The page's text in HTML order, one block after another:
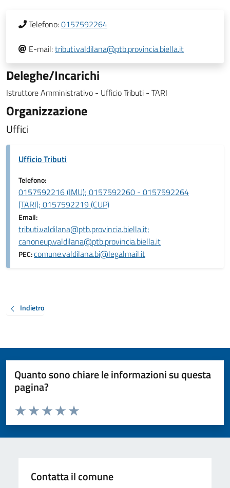
Telefono:0157592264
E-mail:tributi.valdilana@ptb.provincia.biella.it
Deleghe/Incarichi
Istruttore Amministrativo - Ufficio Tributi - TARI
Organizzazione
Uffici
Ufficio Tributi
Telefono:
0157592216 (IMU); 0157592260 - 0157592264
(TARI); 0157592219 (CUP)
Email:
tributi.valdilana@ptb.provincia.biella.it;
canoneup.valdilana@ptb.provincia.biella.it
PEC:comune.valdilana.bi@legalmail.it
Indietro
Quanto sono chiare le informazioni su questa
pagina?
Valuta da 1 a 5 stelle la pagina
Valuta 5 stelle su 5
Valuta 4 stelle su 5
Valuta 3 stelle su 5
Valuta 2 stelle su 5
Valuta 1 stelle su 5
Contatta il comune